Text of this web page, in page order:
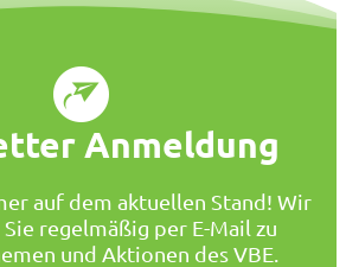
Anmeldung
auf dem aktuellen Stand! Wir
regelmäßig per E-Mail zu
und Aktionen des VBE.